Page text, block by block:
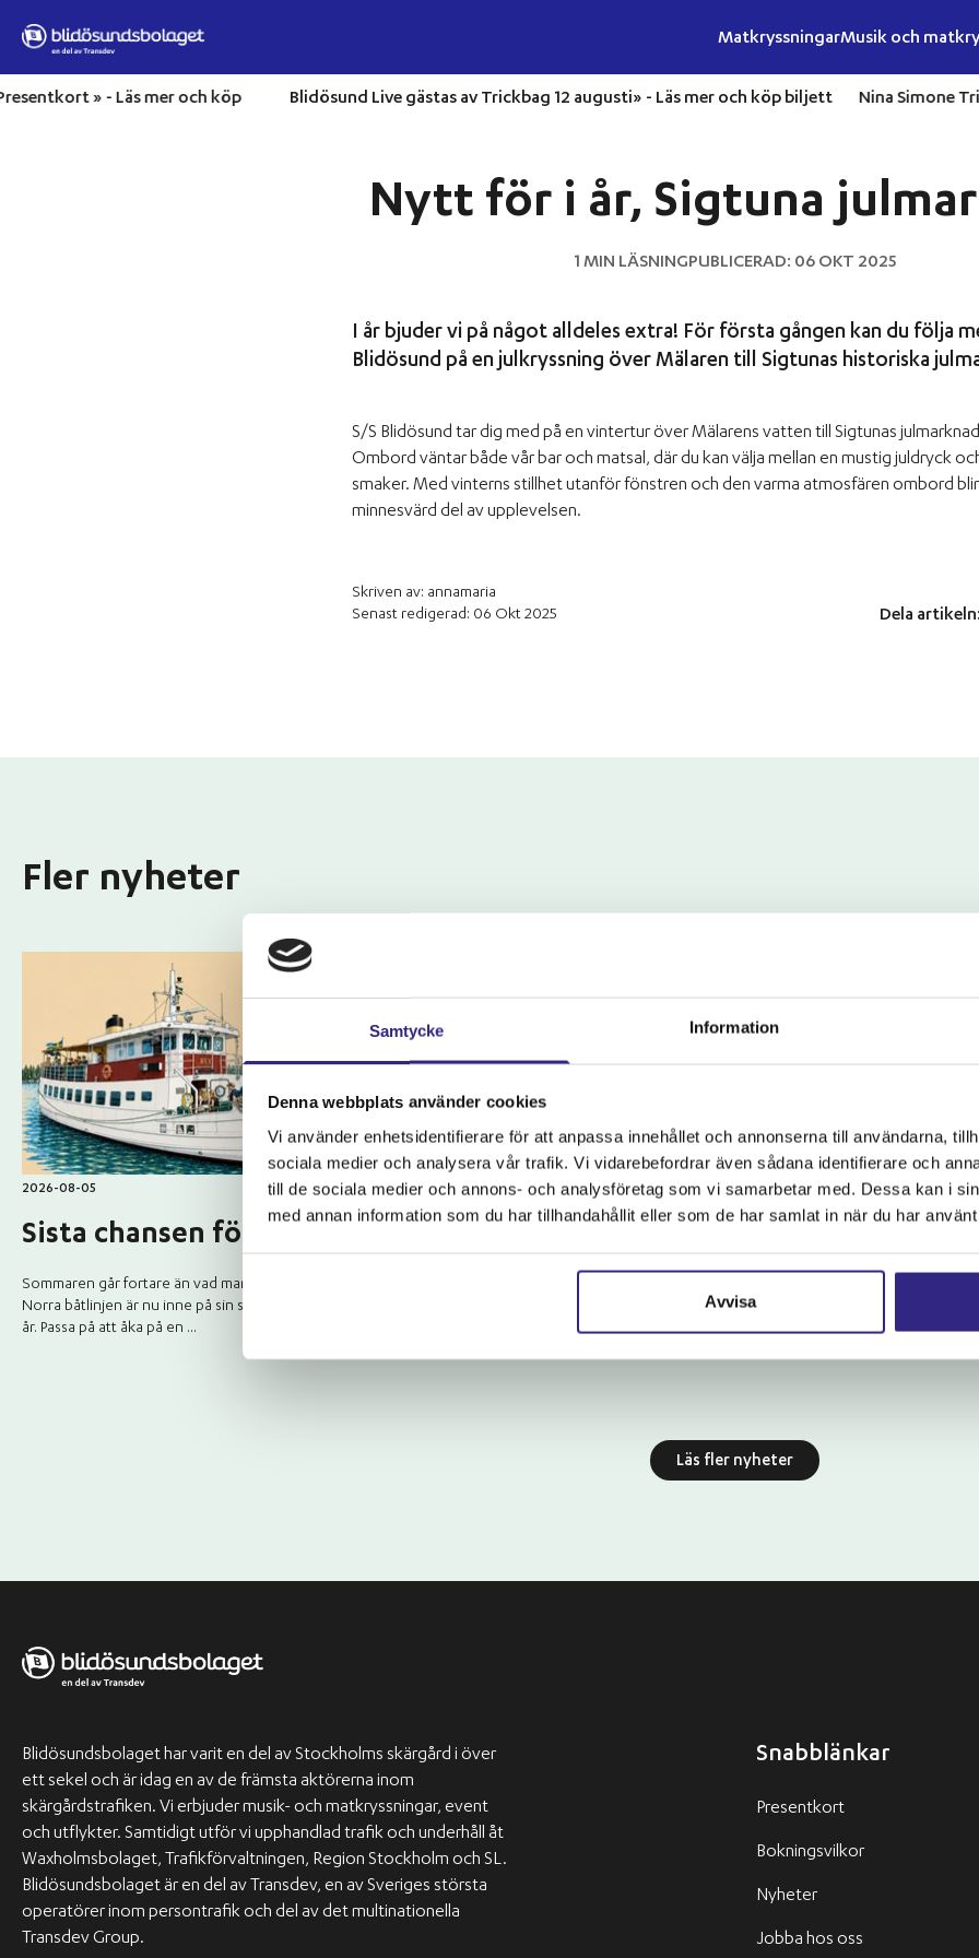
Samtycke Information
Denna webbplats använder cookies
Vi använder enhetsidentifierare för att anpassa innehållet och annonserna till användarna,
sociala medier och analysera vår trafik. Vi vidarebefordrar även sådana identifierare och
till de sociala medier och annons- och analysföretag som vi samarbetar med. Dessa kan i
med annan information som du har tillhandahållit eller som de har samlat in när du har
Avvisa
MatkryssningarMusik och
– Presentkort » -Läs mer och köp Blidösund Live gästas av Trickbag 12 augusti» -Läs mer och köp biljett Nina
Home»Nytt för i år, Sigtuna julmarknad!
Nytt för i år, Sigtuna
1 MIN LÄSNINGPUBLICERAD: 06 OKT 2025
I år bjuder vi på något alldeles extra! För första gången kan du följa
Blidösund på en julkryssning över Mälaren till Sigtunas historiska
S/S Blidösund tar dig med på en vintertur över Mälarens vatten till Sigtunas
Ombord väntar både vår bar och matsal, där du kan välja mellan en mustig juldryck
smaker. Med vinterns stillhet utanför fönstren och den varma atmosfären ombord
minnesvärd del av upplevelsen.
Skriven av: annamaria
Senast redigerad: 06 Okt 2025
Dela
Fler nyheter
2026-08-05
Sista chansen för i år
Sommaren går fortare än vad man kan önska och
Norra båtlinjen är nu inne på sin sista vecka för i
år. Passa på att åka på en ...
2026-07-23 2026-07-21
Svartlöga
Läs fler nyheter
Blidösundsbolaget har varit en del av Stockholms skärgård i över
ett sekel och är idag en av de främsta aktörerna inom
skärgårdstrafiken. Vi erbjuder musik- och matkryssningar, event
och utflykter. Samtidigt utför vi upphandlad trafik och underhåll åt
Waxholmsbolaget, Trafikförvaltningen, Region Stockholm och SL.
Blidösundsbolaget är en del av Transdev, en av Sveriges största
operatörer inom persontrafik och del av det multinationella
Transdev Group.
Snabblänkar
Presentkort
Bokningsvilkor
Nyheter
Jobba hos oss